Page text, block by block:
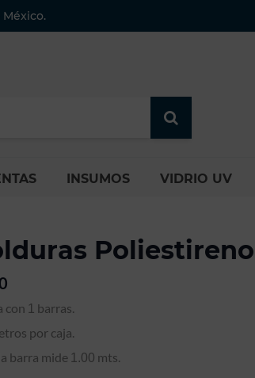
INSUMOS VIDRIO UV
con 1 barras.
por caja.
barra mide 1.00 mts.